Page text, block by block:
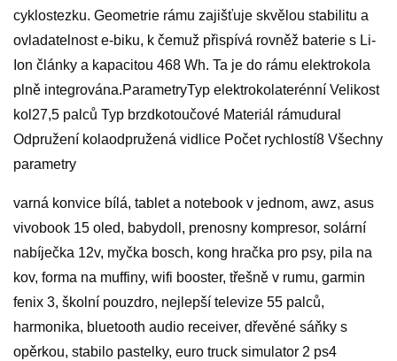
cyklostezku. Geometrie rámu zajišťuje skvělou stabilitu a
ovladatelnost e-biku, k čemuž přispívá rovněž baterie s Li-
Ion články a kapacitou 468 Wh. Ta je do rámu elektrokola
plně integrová­na.ParametryTyp elektrokolaterénní Velikost
kol27,5 palců Typ brzdkotoučové Materiál rámudural
Odpružení kolaodpružená vidlice Počet rychlostí8 Všechny
parametry
varná konvice bílá, tablet a notebook v jednom, awz, asus
vivobook 15 oled, babydoll, prenosny kompresor, solární
nabíječka 12v, myčka bosch, kong hračka pro psy, pila na
kov, forma na muffiny, wifi booster, třešně v rumu, garmin
fenix 3, školní pouzdro, nejlepší televize 55 palců,
harmonika, bluetooth audio receiver, dřevěné sáňky s
opěrkou, stabilo pastelky, euro truck simulator 2 ps4